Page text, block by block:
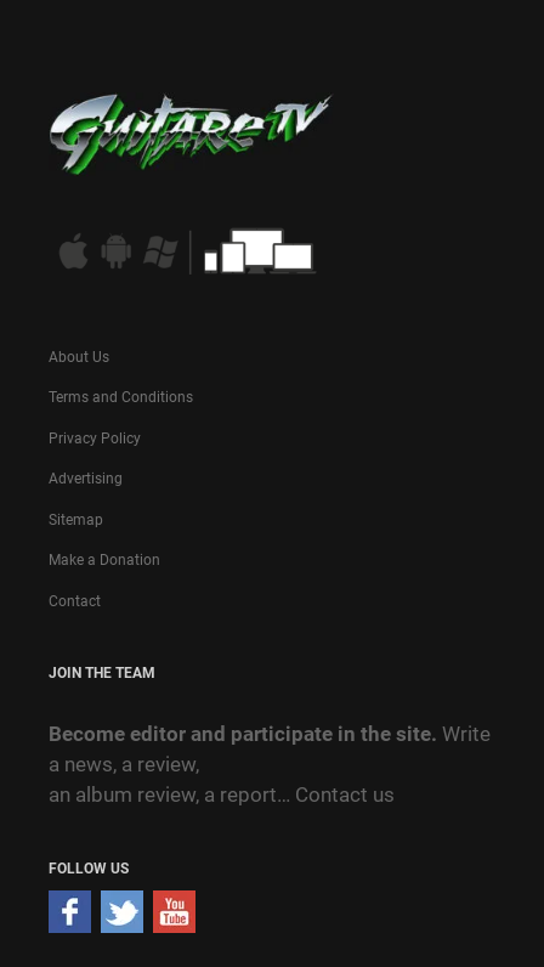
About Us
Terms and Conditions
Privacy Policy
Advertising
Sitemap
Make a Donation
Contact
JOIN THE TEAM
Become editor and participate in the site. Write
a news, a review,
an album review, a report… Contact us
FOLLOW US